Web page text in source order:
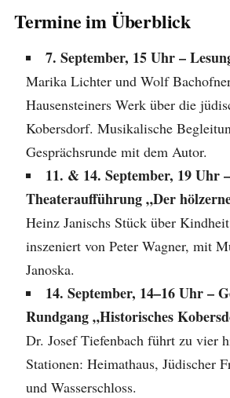
Termine im Überblick
7. September, 15 Uhr –
Marika Lichter und Wolf
Hausensteiners Werk über die
Kobersdorf. Musikalische
Gesprächsrunde mit dem Autor.
11. & 14. September, 19 Uhr –
Theateraufführung „Der
Heinz Janischs Stück über
inszeniert von Peter Wagner, mit
Janoska.
14. September, 14–16 Uhr –
Rundgang „Historisches
Dr. Josef Tiefenbach führt zu vier
Stationen: Heimathaus, Jüdischer
und Wasserschloss.